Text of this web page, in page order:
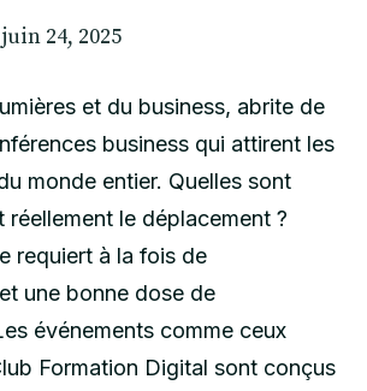
juin 24, 2025
et du business, abrite de
business qui attirent les
monde entier. Quelles sont
réellement le déplacement ?
requiert à la fois de
une bonne dose de
événements comme ceux
Formation Digital sont conçus